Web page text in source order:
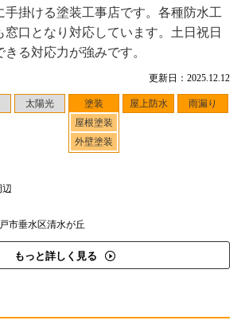
更新日：2025.12.12
太陽光
塗装
屋根塗装
外壁塗装
屋上防水 雨漏り
辺
市垂水区清水が丘
もっと詳しく見る
手掛ける塗装工事店です。各種防水工
窓口となり対応しています。土日祝日
る対応力が強みです。